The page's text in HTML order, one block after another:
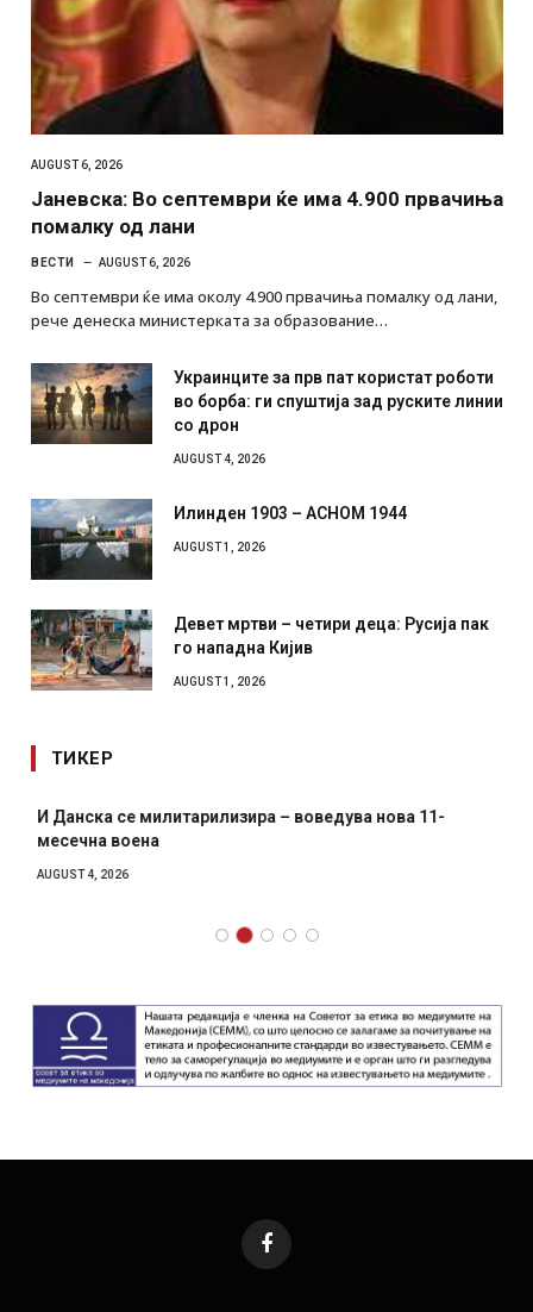
AUGUST 6, 2026
Јаневска: Во септември ќе има 4.900 првачиња
помалку од лани
ВЕСТИ AUGUST 6, 2026
Во септември ќе има околу 4.900 првачиња помалку од лани,
рече денеска министерката за образование…
Украинците за прв пат користат роботи
во борба: ги спуштија зад руските линии
со дрон
AUGUST 4, 2026
Илинден 1903 – АСНОМ 1944
AUGUST 1, 2026
Девет мртви – четири деца: Русија пак
го нападна Кијив
AUGUST 1, 2026
ТИКЕР
И Данска се милитарилизира – воведува нова 11-
месечна воена
AUGUST 4, 2026
Facebook